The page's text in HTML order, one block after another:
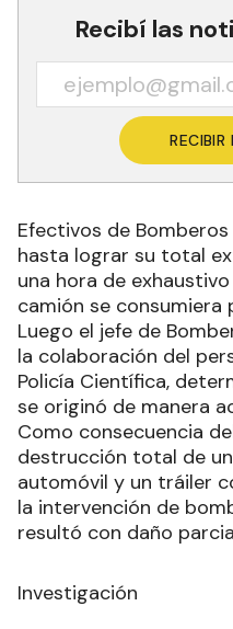
Recibí las
RECIBIR
Efectivos de
hasta lograr su total
una hora de
camión se consumiera
Luego el jefe de
la colaboración del
Policía Científica,
se originó de manera
Como consecuencia
destrucción total de
automóvil y un tráiler
la intervención de
resultó con daño
Investigación